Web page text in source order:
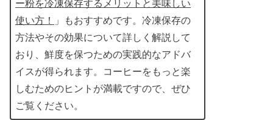
ー粉を冷凍保存するメリットと美味しい
使い方！
」もおすすめです。冷凍保存の
方法やその効果について詳しく解説して
おり、鮮度を保つための実践的なアドバ
イスが得られます。コーヒーをもっと楽
しむためのヒントが満載ですので、ぜひ
ご覧ください。